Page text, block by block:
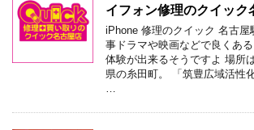
イフォン修理のクイック
iPhone 修理のクイック 名古屋
事ドラマや映画などで良くあ
体験が出来るそうですよ 場所
県の糸田町。 「筑豊広域活性